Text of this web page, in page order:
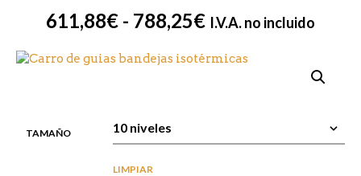
611,88€ - 788,25€Rango
precios:
I.V.A. no incluido
TAMAÑO
LIMPIAR